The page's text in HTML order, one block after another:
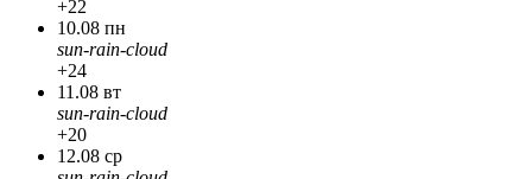
+22
10.08 пн
sun-rain-cloud
+24
11.08 вт
sun-rain-cloud
+20
12.08 ср